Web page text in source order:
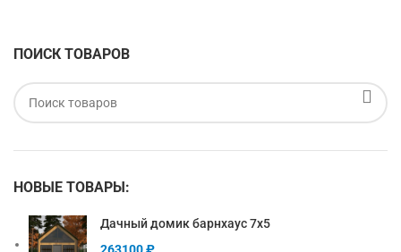
ПОИСК ТОВАРОВ
НОВЫЕ ТОВАРЫ:
Дачный домик барнхаус 7х5